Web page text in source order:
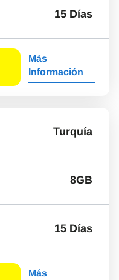
15 Días
Más
Información
Turquía
8GB
15 Días
Más